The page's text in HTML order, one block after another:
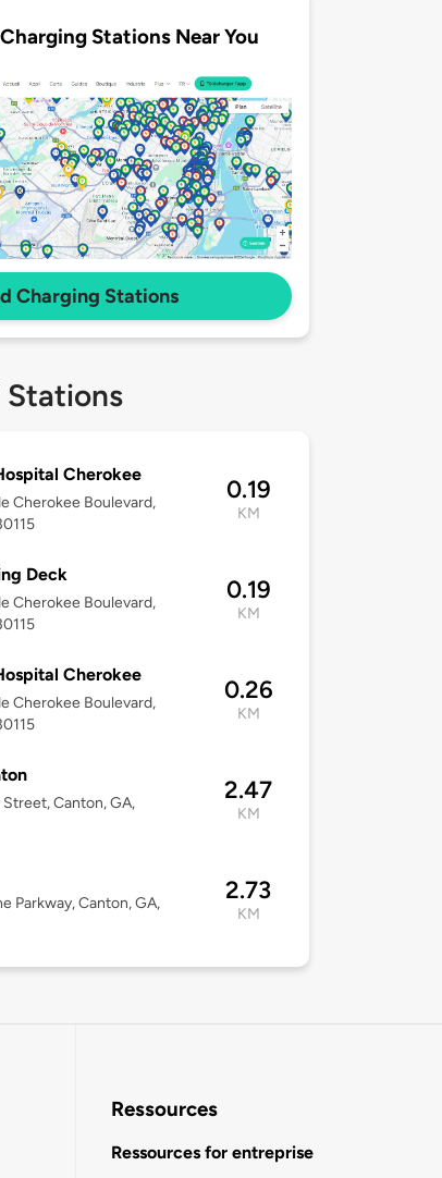
Stations Near You
Charging Stations
Stations
Cherokee
Cherokee Boulevard,
0.19
KM
Deck
Cherokee Boulevard,
0.19
KM
Cherokee
Cherokee Boulevard,
0.26
KM
Street, Canton, GA,
2.47
KM
Parkway, Canton, GA,
2.73
KM
Ressources
Ressources for entreprise